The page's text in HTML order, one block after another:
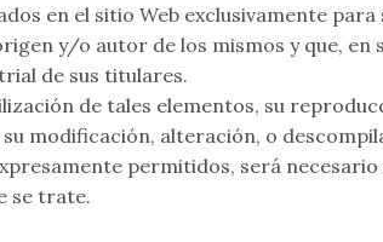
en el sitio Web exclusivamente
y/o autor de los mismos y que, en
de sus titulares.
de tales elementos, su
modificación, alteración, o
permitidos, será
se trate.